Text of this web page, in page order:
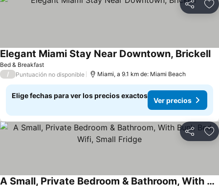
Compartir
Bed & Breakfast
Elegant Miami Stay Near Downtown, Brickell
/ Puntuación no disponible Miami, a 9.1 km de: Miami Beach
Elige fechas para ver los precios exactos
Ver precios
Compartir
A Small, Private Bedroom & Bathroom, With Bunk Bed, Wifi, Small Fridge